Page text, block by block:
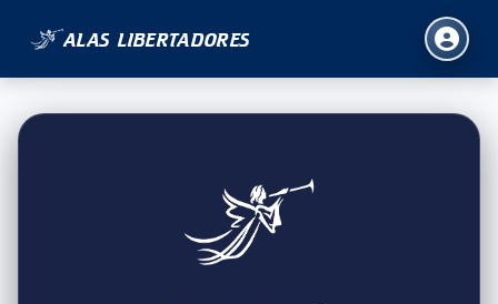
ALAS LIBERTADORES